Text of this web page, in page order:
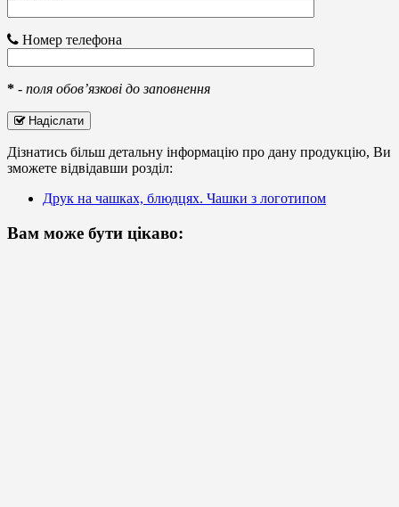
Номер телефона
* - поля обов’язкові до заповнення
Надіслати
Дізнатись більш детальну інформацію про дану продукцію, Ви
зможете відвідавши розділ:
Друк на чашках, блюдцях. Чашки з логотипом
Вам може бути цікаво: